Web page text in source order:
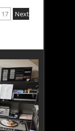
17
Next